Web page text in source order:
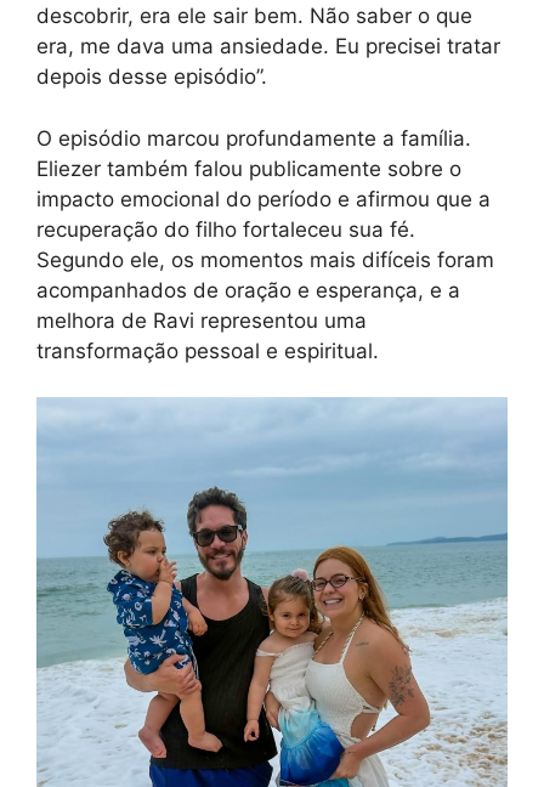
descobrir, era ele sair bem. Não saber o que
era, me dava uma ansiedade. Eu precisei tratar
depois desse episódio”.
O episódio marcou profundamente a família.
Eliezer também falou publicamente sobre o
impacto emocional do período e afirmou que a
recuperação do filho fortaleceu sua fé.
Segundo ele, os momentos mais difíceis foram
acompanhados de oração e esperança, e a
melhora de Ravi representou uma
transformação pessoal e espiritual.